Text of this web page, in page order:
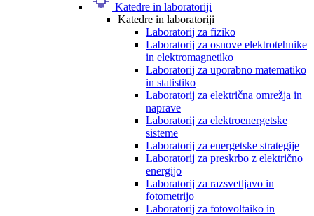
Katedre in laboratoriji
Katedre in laboratoriji
Laboratorij za fiziko
Laboratorij za osnove elektrotehnike
in elektromagnetiko
Laboratorij za uporabno matematiko
in statistiko
Laboratorij za električna omrežja in
naprave
Laboratorij za elektroenergetske
sisteme
Laboratorij za energetske strategije
Laboratorij za preskrbo z električno
energijo
Laboratorij za razsvetljavo in
fotometrijo
Laboratorij za fotovoltaiko in